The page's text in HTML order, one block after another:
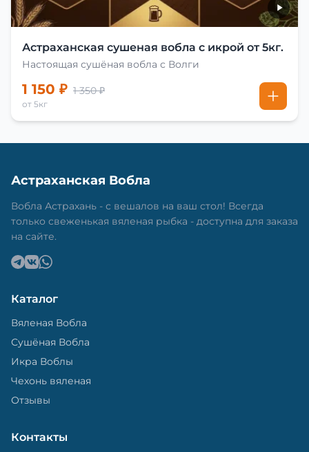
Астраханская сушеная вобла с икрой от 5кг.
Настоящая сушёная вобла с Волги
1 150 ₽ 1 350 ₽
от 5кг
Астраханская Вобла
Вобла Астрахань - с вешалов на ваш стол! Всегда
только свеженькая вяленая рыбка - доступна для заказа
на сайте.
Каталог
Вяленая Вобла
Сушёная Вобла
Икра Воблы
Чехонь вяленая
Отзывы
Контакты